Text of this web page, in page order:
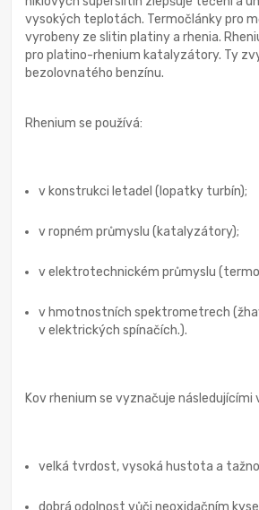
vysokých teplotách. Termočlánky pro
vyrobeny ze slitin platiny a rhenia.
pro platino-rhenium katalyzátory. Ty
bezolovnatého benzínu.
Rhenium se používá:
v konstrukci letadel (lopatky turbín);
v ropném průmyslu (katalyzátory);
v elektrotechnickém průmyslu
v hmotnostních spektrometrech
v elektrických spínačích.).
Kov rhenium se vyznačuje
velká tvrdost, vysoká hustota a